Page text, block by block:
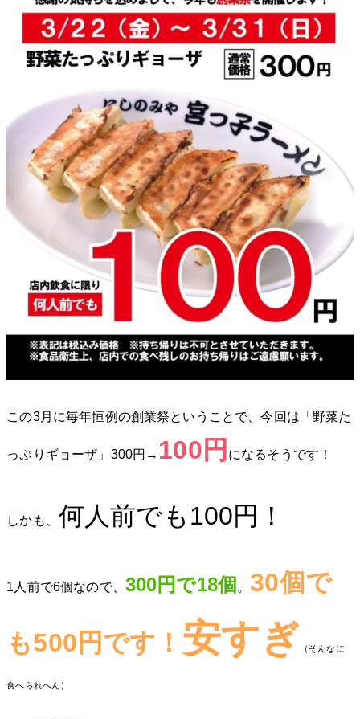
この3月に毎年恒例の創業祭ということで、今回は「野菜た
っぷりギョーザ」300円→ 100円 になるそうです！
しかも、 何人前でも100円！
1人前で6個なので、 300円で18個。 30個で
も500円です！ 安すぎ （そんなに
食べられへん）